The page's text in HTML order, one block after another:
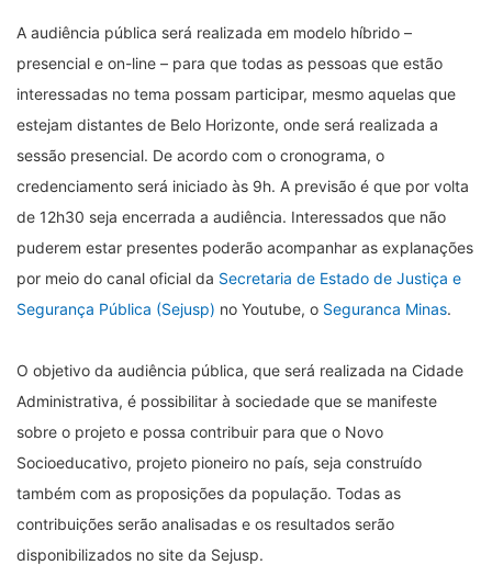
A audiência pública será realizada em modelo híbrido –
presencial e on-line – para que todas as pessoas que estão
interessadas no tema possam participar, mesmo aquelas que
estejam distantes de Belo Horizonte, onde será realizada a
sessão presencial. De acordo com o cronograma, o
credenciamento será iniciado às 9h. A previsão é que por volta
de 12h30 seja encerrada a audiência. Interessados que não
puderem estar presentes poderão acompanhar as explanações
por meio do canal oficial da Secretaria de Estado de Justiça e
Segurança Pública (Sejusp) no Youtube, o Seguranca Minas.
O objetivo da audiência pública, que será realizada na Cidade
Administrativa, é possibilitar à sociedade que se manifeste
sobre o projeto e possa contribuir para que o Novo
Socioeducativo, projeto pioneiro no país, seja construído
também com as proposições da população. Todas as
contribuições serão analisadas e os resultados serão
disponibilizados no site da Sejusp.